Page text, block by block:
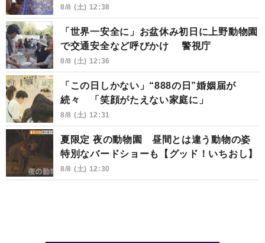
8/8 (土) 12:38
「世界一安全に」お盆休み初日に上野動物園
で交通安全など呼びかけ 警視庁
8/8 (土) 12:36
「この日しかない」“888の日”婚姻届が
続々 「笑顔がたえない家庭に」
8/8 (土) 12:31
夏限定 夜の動物園 昼間とは違う動物の姿
特別なバードショーも【グッド！いちおし】
8/8 (土) 12:30